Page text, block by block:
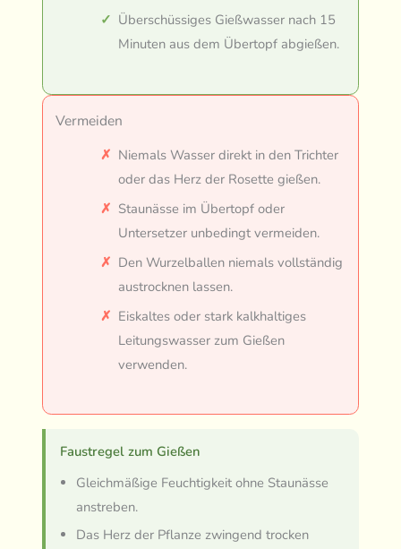
Überschüssiges Gießwasser nach 15
Minuten aus dem Übertopf abgießen.
Vermeiden
Niemals Wasser direkt in den Trichter
oder das Herz der Rosette gießen.
Staunässe im Übertopf oder
Untersetzer unbedingt vermeiden.
Den Wurzelballen niemals vollständig
austrocknen lassen.
Eiskaltes oder stark kalkhaltiges
Leitungswasser zum Gießen
verwenden.
Faustregel zum Gießen
Gleichmäßige Feuchtigkeit ohne Staunässe
anstreben.
Das Herz der Pflanze zwingend trocken